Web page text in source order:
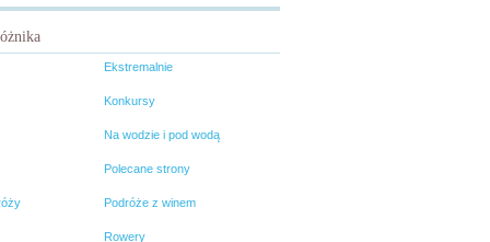
Ekstremalnie
Konkursy
Na wodzie i pod wodą
Polecane strony
Podróże z winem
Rowery